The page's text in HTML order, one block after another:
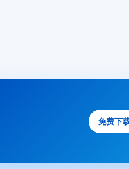
免费下